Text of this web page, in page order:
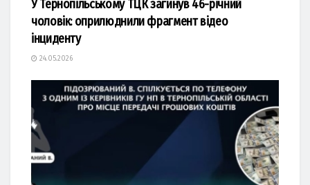
У Тернопільському ТЦК загинув 46-річний
чоловік: оприлюднили фрагмент відео
інциденту
24.05.2026